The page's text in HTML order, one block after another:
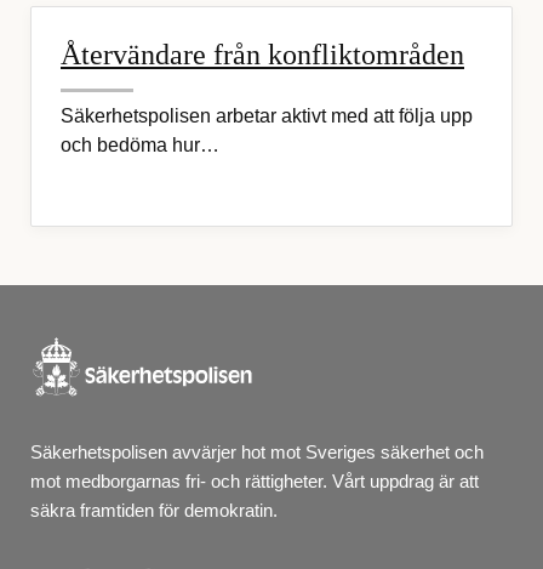
Återvändare från konfliktområden
Säkerhetspolisen arbetar aktivt med att följa upp
och bedöma hur…
Säkerhetspolisen avvärjer hot mot Sveriges säkerhet och
mot medborgarnas fri- och rättigheter. Vårt uppdrag är att
säkra framtiden för demokratin.